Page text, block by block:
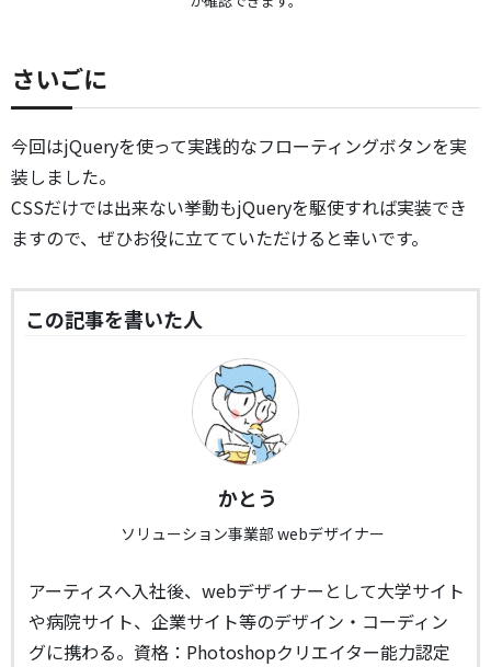
さいごに
今回はjQueryを使って実践的なフローティングボタンを実
装しました。
CSSだけでは出来ない挙動もjQueryを駆使すれば実装でき
ますので、ぜひお役に立てていただけると幸いです。
この記事を書いた人
かとう
ソリューション事業部 webデザイナー
アーティスへ入社後、webデザイナーとして大学サイト
や病院サイト、企業サイト等のデザイン・コーディン
グに携わる。資格：Photoshopクリエイター能力認定